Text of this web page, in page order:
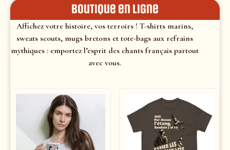
Boutique en ligne
Affichez votre histoire, vos terroirs ! T-shirts marins,
sweats scouts, mugs bretons et tote-bags aux refrains
mythiques : emportez l’esprit des chants français partout
avec vous.